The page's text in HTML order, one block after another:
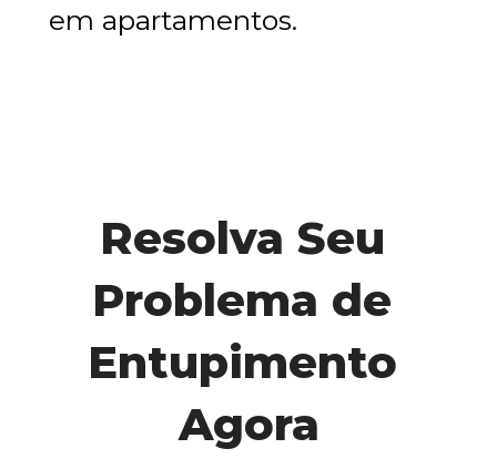
em apartamentos.
Resolva Seu
Problema de
Entupimento
Agora